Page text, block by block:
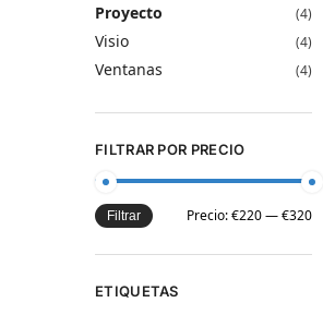
Proyecto (4)
Visio (4)
Ventanas (4)
FILTRAR POR PRECIO
Filtrar Precio:€220—€320
ETIQUETAS